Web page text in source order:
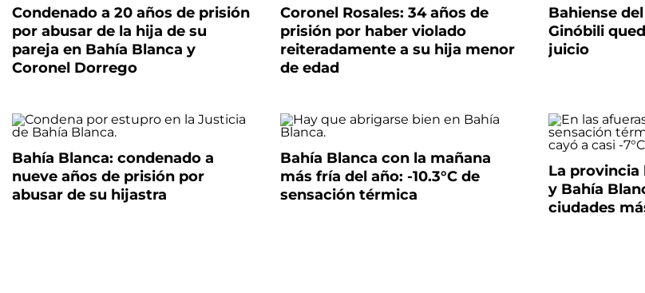
Condenado a 20 años de prisión
por abusar de la hija de su
pareja en Bahía Blanca y
Coronel Dorrego
Coronel Rosales: 34 años de
prisión por haber violado
reiteradamente a su hija menor
de edad
Bahiense
Ginóbili
juicio
Bahía Blanca: condenado a
nueve años de prisión por
abusar de su hijastra
Bahía Blanca con la mañana
más fría del año: -10.3°C de
sensación térmica
La provincia
y Bahía
ciudades